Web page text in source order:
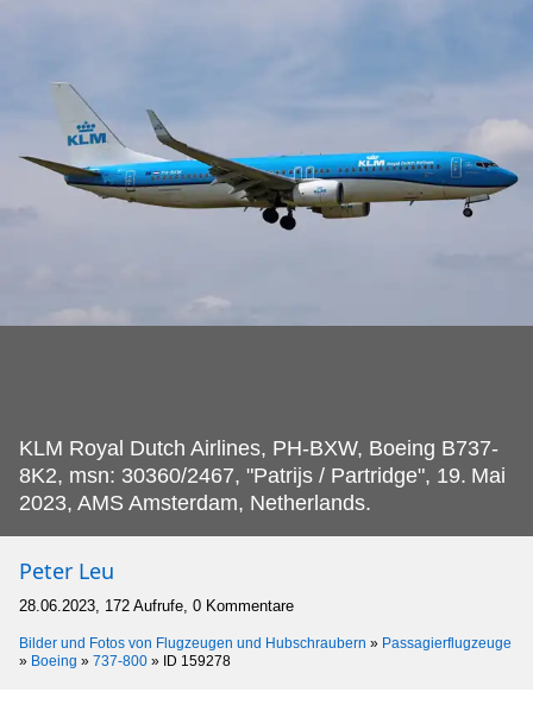
KLM Royal Dutch Airlines, PH-BXW, Boeing B737-
8K2, msn: 30360/2467, "Patrijs / Partridge", 19. Mai
2023, AMS Amsterdam, Netherlands.
Peter Leu
28.06.2023, 172 Aufrufe, 0 Kommentare
Bilder und Fotos von Flugzeugen und Hubschraubern » Passagierflugzeuge
» Boeing » 737-800 » ID 159278